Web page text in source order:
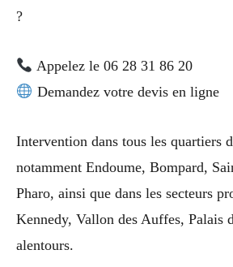
?
Appelez le 06 28 31 86 20
Demandez votre devis en ligne
Intervention dans tous les quartiers
notamment Endoume, Bompard,
Pharo, ainsi que dans les secteurs
Kennedy, Vallon des Auffes, Palais
alentours.